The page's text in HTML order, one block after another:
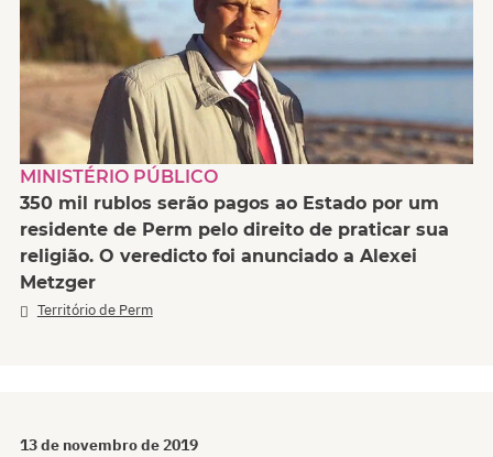
MINISTÉRIO PÚBLICO
350 mil rublos serão pagos ao Estado por um
residente de Perm pelo direito de praticar sua
religião. O veredicto foi anunciado a Alexei
Metzger
Território de Perm
13 de novembro de 2019